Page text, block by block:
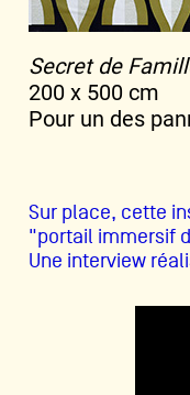
Secret de
200 x 500 cm
Pour un des
Sur place, cette
"portail immersif
Une interview